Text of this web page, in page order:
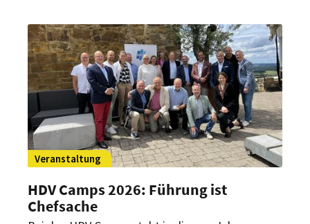
Veranstaltung
HDV Camps 2026: Führung ist
Chefsache